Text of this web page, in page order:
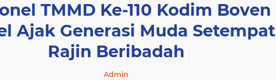
TMMD Ke-110 Kodim Boven
Ajak Generasi Muda Setempat
Rajin Beribadah
Admin